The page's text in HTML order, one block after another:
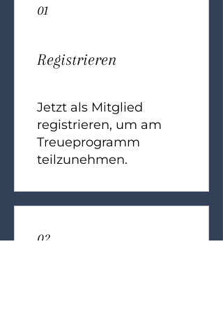
01
Registrieren
Jetzt als Mitglied
registrieren, um am
Treueprogramm
teilzunehmen.
02